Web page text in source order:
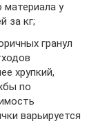
материала у
за кг;
гранул
хрупкий,
по
варьируется